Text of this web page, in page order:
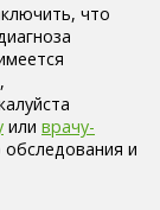
что
,
или врачу-
и